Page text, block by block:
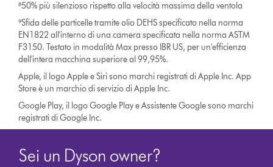
⁸50% più silenzioso rispetto alla velocità massima della ventola
⁹Sfida delle particelle tramite olio DEHS specificato nella norma
EN1822 all'interno di una camera specificata nella norma ASTM
F3150. Testato in modalità Max presso IBR US, per un'efficienza
dell'intera macchina superiore al 99,95%.
Apple, il logo Apple e Siri sono marchi registrati di Apple Inc. App
Store è un marchio di servizio di Apple Inc.
Google Play, il logo Google Play e Assistente Google sono marchi
registrati di Google Inc.
Sei un Dyson owner?